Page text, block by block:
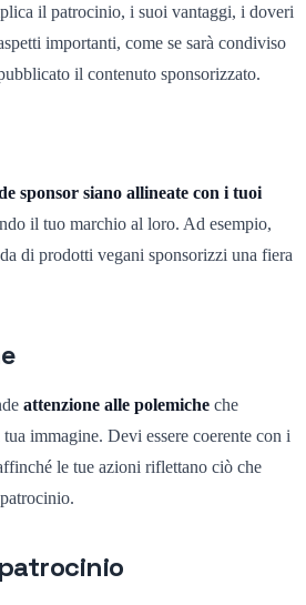
il patrocinio, i suoi vantaggi, i doveri
importanti, come se sarà condiviso
il contenuto sponsorizzato.
sponsor siano allineate con i tuoi
il tuo marchio al loro. Ad esempio,
di prodotti vegani sponsorizzi una fiera
attenzione alle polemiche che
immagine. Devi essere coerente con i
le tue azioni riflettano ciò che